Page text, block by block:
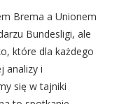
Brema a Unionem
Bundesligi, ale
które dla każdego
analizy i
się w tajniki